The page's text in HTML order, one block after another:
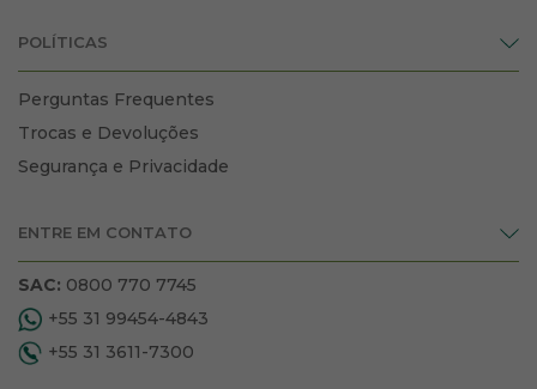
POLÍTICAS
Perguntas Frequentes
Trocas e Devoluções
Segurança e Privacidade
ENTRE EM CONTATO
SAC: 0800 770 7745
+55 31 99454-4843
+55 31 3611-7300